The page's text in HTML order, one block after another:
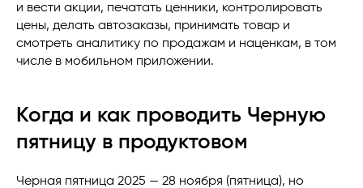
и вести акции, печатать ценники, контролировать
цены, делать автозаказы, принимать товар и
смотреть аналитику по продажам и наценкам, в том
числе в мобильном приложении.
Когда и как проводить Черную
пятницу в продуктовом
Черная пятница 2025 — 28 ноября (пятница), но